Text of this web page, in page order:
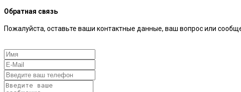
Обратная связь
Пожалуйста, оставьте ваши контактные данные, ваш вопрос или